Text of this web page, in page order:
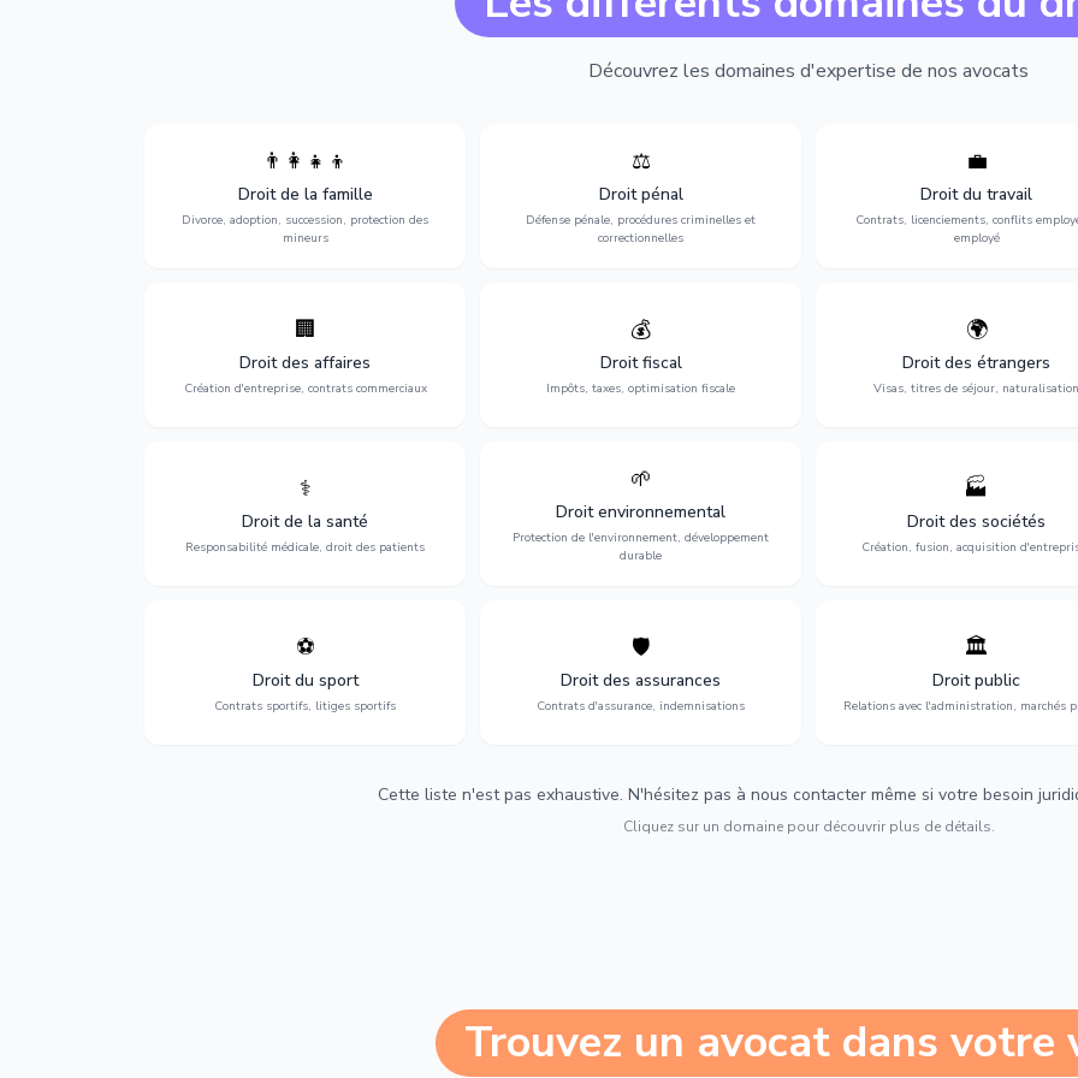
Découvrez les domaines d'expertise de nos avocats
👨‍👩‍👧‍👦
Droit de la famille
Divorce, adoption, succession, protection des
mineurs
succession et protection des personnes
vulnérables.
⚖️
Droit pénal
Défense pénale, procédures criminelles et
correctionnelles
Expertise en matière pénale, de
l'assistance en garde à vue jusqu'au
procès, pour toute affaire correctionnelle
ou criminelle.
💼
Droit du travail
Contrats, licenciements, conflits
employé
Protection de vos droits au
contrats, licenciements,
discrimination et conflits avec
l'employeur.
🏢
Droit des affaires
Création d'entreprise, contrats commerciaux
Accompagnement complet pour votre
entreprise : création, contrats
commerciaux, concurrence et litiges.
💰
Droit fiscal
Impôts, taxes, optimisation fiscale
Optimisation de votre situation fiscale :
déclarations, contentieux, contrôles
fiscaux et planification.
🌍
Droit des étrangers
Visas, titres de séjour, naturalisation
Obtention de vos droits de séjour :
cartes de séjour, regroupement
naturalisation.
⚕️
Droit de la santé
Responsabilité médicale, droit des patients
Défense de vos droits médicaux : erreurs
médicales, responsabilité des praticiens
et indemnisation.
🌱
Droit environnemental
Protection de l'environnement, développement
durable
environnementale, litiges et
développement durable.
🏭
Droit des sociétés
Création, fusion, acquisition
Structuration de votre société :
fusion-acquisition, gouvernance
restructuration.
⚽
Droit du sport
Contrats sportifs, litiges sportifs
Expertise en droit sportif : contrats de
sportifs, transferts, sponsoring et
contentieux.
🛡️
Droit des assurances
Contrats d'assurance, indemnisations
Défense de vos intérêts : contrats
d'assurance, sinistres et indemnisations
optimales.
🏛️
Droit public
Relations avec l'administration, marchés
Gestion de vos relations avec
l'administration : marchés
urbanisme et contentieux.
Cette liste n'est pas exhaustive. N'hésitez pas à nous contacter même si votre besoin
Cliquez sur un domaine pour découvrir plus de détails.
Trouvez un avocat dans votre